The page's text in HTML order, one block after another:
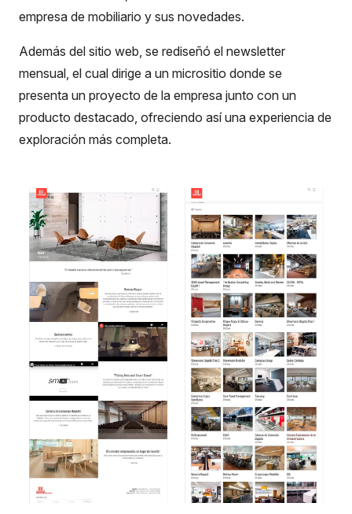
empresa de mobiliario y sus novedades.
Además del sitio web, se rediseñó el newsletter
mensual, el cual dirige a un micrositio donde se
presenta un proyecto de la empresa junto con un
producto destacado, ofreciendo así una experiencia de
exploración más completa.